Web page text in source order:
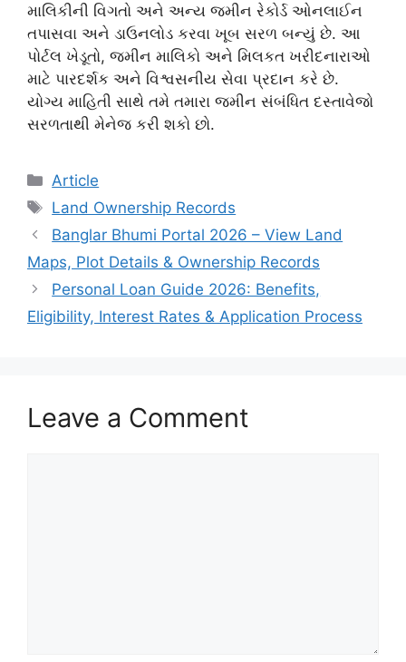
માલિકીની વિગતો અને અન્ય જમીન રેકોર્ડ ઓનલાઈન
તપાસવા અને ડાઉનલોડ કરવા ખૂબ સરળ બન્યું છે. આ
પોર્ટલ ખેડૂતો, જમીન માલિકો અને મિલકત ખરીદનારાઓ
માટે પારદર્શક અને વિશ્વસનીય સેવા પ્રદાન કરે છે.
યોગ્ય માહિતી સાથે તમે તમારા જમીન સંબંધિત દસ્તાવેજો
સરળતાથી મેનેજ કરી શકો છો.
Categories
Article
Tags
Land Ownership Records
Banglar Bhumi Portal 2026 – View Land
Maps, Plot Details & Ownership Records
Personal Loan Guide 2026: Benefits,
Eligibility, Interest Rates & Application Process
Leave a Comment